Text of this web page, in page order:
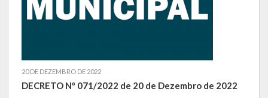
LEIS COMPLEMENTARES
Publicações
20 DE DEZEMBRO DE 2022
DECRETO Nº 071/2022 de 20 de Dezembro de 2022